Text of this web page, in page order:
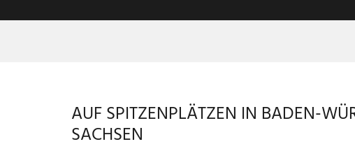
AUF SPITZENPLÄTZEN IN BADEN-
SACHSEN